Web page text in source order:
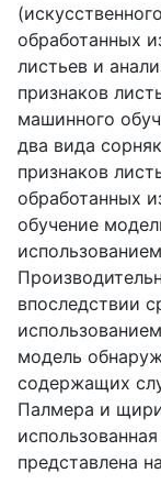
обработанных
листьев и
признаков
машинного
два вида
признаков
обработанных
обучение
впоследствии
модель
содержащих
Палмера и
представлена